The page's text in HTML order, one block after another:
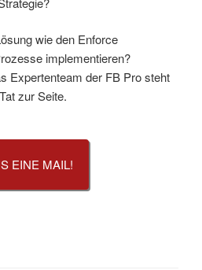
wie den Enforce
implementieren?
Expertenteam der FB Pro steht
zur Seite.
EINE MAIL!